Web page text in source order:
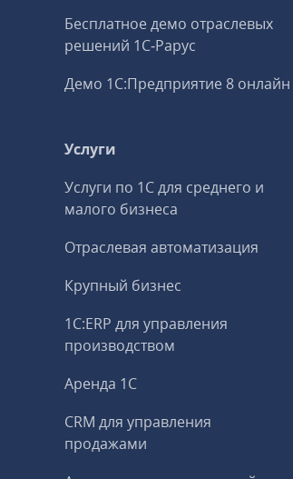
Бесплатное демо отраслевых
решений 1С‑Рарус
Демо 1С:Предприятие 8 онлайн
Услуги
Услуги по 1С для среднего и
малого бизнеса
Отраслевая автоматизация
Крупный бизнес
1С:ERP для управления
производством
Аренда 1С
CRM для управления
продажами